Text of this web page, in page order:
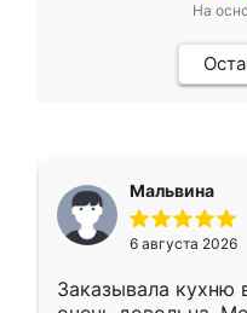
На
Мальвина
6 августа 2026
Заказывала кухню